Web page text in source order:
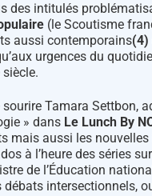
des intitulés
(le Scoutisme
aussi contemporains(4)
urgences du
sourire Tamara Settbon,
» dans Le Lunch By
mais aussi les
à l’heure des séries
de l’Éducation
intersectionnels,